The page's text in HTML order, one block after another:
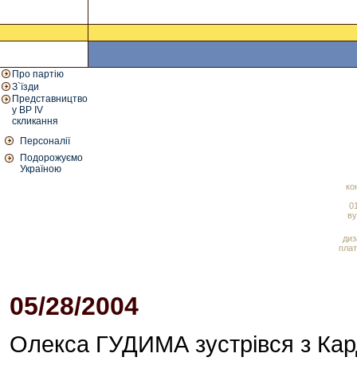
Про партію
З`їзди
Представництво
у ВР IV
скликання
Персоналії
Подорожуємо
Україною
05/28/2004
Олекса ГУДИМА зустрівся з